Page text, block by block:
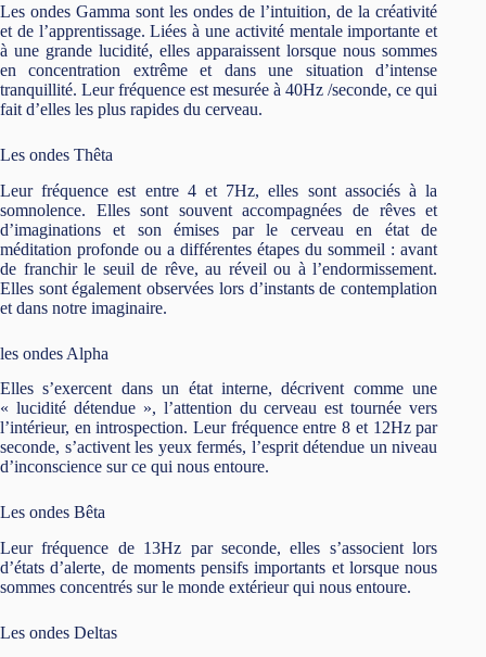
Les ondes Gamma sont les ondes de l’intuition, de la créativité
et de l’apprentissage. Liées à une activité mentale importante et
à une grande lucidité, elles apparaissent lorsque nous sommes
en concentration extrême et dans une situation d’intense
tranquillité. Leur fréquence est mesurée à 40Hz /seconde, ce qui
fait d’elles les plus rapides du cerveau.
Les ondes Thêta
Leur fréquence est entre 4 et 7Hz, elles sont associés à la
somnolence. Elles sont souvent accompagnées de rêves et
d’imaginations et son émises par le cerveau en état de
méditation profonde ou a différentes étapes du sommeil : avant
de franchir le seuil de rêve, au réveil ou à l’endormissement.
Elles sont également observées lors d’instants de contemplation
et dans notre imaginaire.
les ondes Alpha
Elles s’exercent dans un état interne, décrivent comme une
« lucidité détendue », l’attention du cerveau est tournée vers
l’intérieur, en introspection. Leur fréquence entre 8 et 12Hz par
seconde, s’activent les yeux fermés, l’esprit détendue un niveau
d’inconscience sur ce qui nous entoure.
Les ondes Bêta
Leur fréquence de 13Hz par seconde, elles s’associent lors
d’états d’alerte, de moments pensifs importants et lorsque nous
sommes concentrés sur le monde extérieur qui nous entoure.
Les ondes Deltas